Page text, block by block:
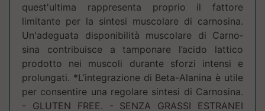
quest'ultima rappresenta proprio il fattore
limitante per la sintesi muscolare di carnosina.
Un'adeguata disponibilità muscolare di Carno­
sina contribuisce a tamponare l’acido lattico
prodotto nei muscoli durante sforzi intensi e
prolungati. *L’integrazione di Beta-Alanina è utile
per consentire una regolare sintesi di Carnosina.
- GLUTEN FREE. - SENZA GRASSI ESTRANEI